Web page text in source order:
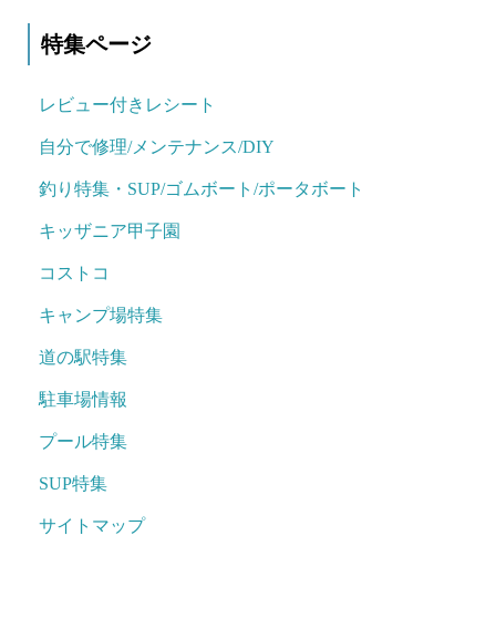
特集ページ
レビュー付きレシート
自分で修理/メンテナンス/DIY
釣り特集・SUP/ゴムボート/ポータボート
キッザニア甲子園
コストコ
キャンプ場特集
道の駅特集
駐車場情報
プール特集
SUP特集
サイトマップ